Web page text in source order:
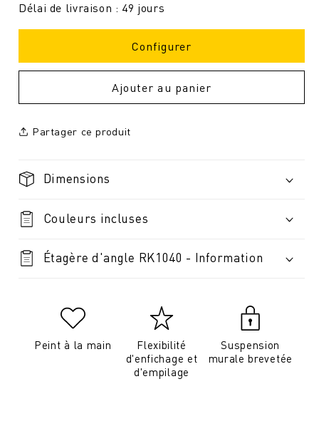
Délai de livraison : 49 jours
Configurer
Ajouter au panier
Partager ce produit
Dimensions
Couleurs incluses
Étagère d'angle RK1040 - Information
Peint à la main
Flexibilité
d'enfichage et
d'empilage
Suspension
murale brevetée